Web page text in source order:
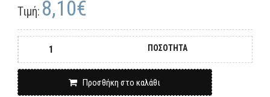
Τιμή: 8,10€
ΠΟΣΟΤΗΤΑ
Προσθήκη στο καλάθι